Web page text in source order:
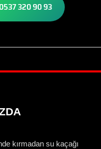
320 90 93
kırmadan su kaçağı